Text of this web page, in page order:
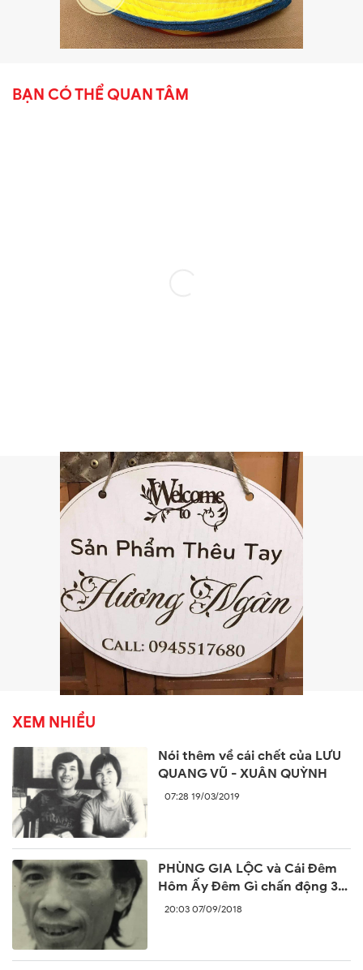
BẠN CÓ THỂ QUAN TÂM
XEM NHIỀU
Nói thêm về cái chết của LƯU
QUANG VŨ - XUÂN QUỲNH
07:28 19/03/2019
PHÙNG GIA LỘC và Cái Đêm
Hôm Ấy Đêm Gì chấn động 30
năm trước
20:03 07/09/2018